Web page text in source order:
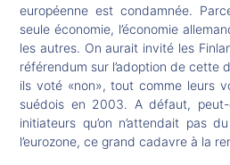
européenne est condamnée.
seule économie, l’économie
les autres. On aurait invité les
référendum sur l’adoption de cette
ils voté «non», tout comme leurs
suédois en 2003. A défaut,
initiateurs qu’on n’attendait pas
l’eurozone, ce grand cadavre à la